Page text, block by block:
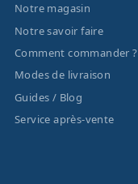
Notre magasin
Notre savoir faire
Comment commander ?
Modes de livraison
Guides / Blog
Service après-vente